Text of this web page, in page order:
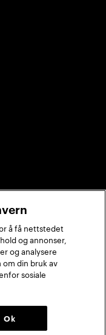
å få nettstedet
og annonser,
og analysere
om din bruk av
sosiale
Ok